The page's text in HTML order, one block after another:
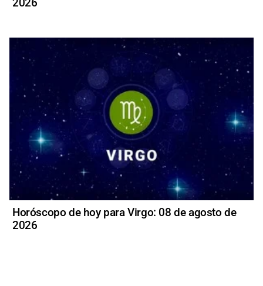
Horóscopo de hoy para Virgo: 08 de agosto de
2026